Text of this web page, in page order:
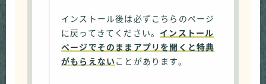
インストール後は必ずこちらのページ
に戻ってきてください。 インストール
ページでそのままアプリを開くと特典
がもらえない ことがあります。